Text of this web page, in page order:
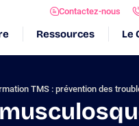
Contactez-nous
Ressources Le
TMS : prévention des